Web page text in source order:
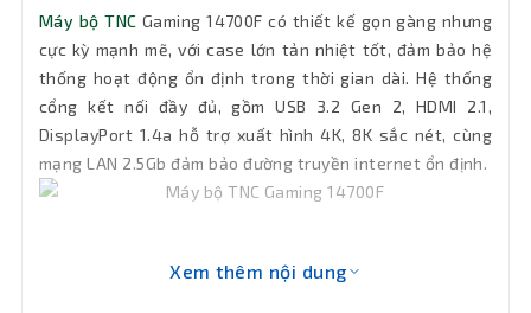
Cổng kết
nối
2 x USB 3.2 Gen 2, 2 x USB 3.2 Gen 1, 2 x
USB 2.0, 1 x PS/2 Keyboard/Mouse
combo, 1 x HDMI, 1 x DisplayPort, 3 x
Audio jacks, 1 x LAN 2.5Gb
OS Free Dos
bán kính 15km
Máy bộ TNC Gaming 14700F có thiết kế gọn gàng nhưng
cực kỳ mạnh mẽ, với case lớn tản nhiệt tốt, đảm bảo hệ
thống hoạt động ổn định trong thời gian dài. Hệ thống
cổng kết nối đầy đủ, gồm USB 3.2 Gen 2, HDMI 2.1,
DisplayPort 1.4a hỗ trợ xuất hình 4K, 8K sắc nét, cùng
mạng LAN 2.5Gb đảm bảo đường truyền internet ổn định.
Xem thêm nội dung